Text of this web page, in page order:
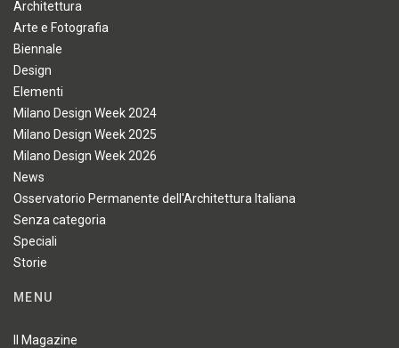
Architettura
Arte e Fotografia
Biennale
Design
Elementi
Milano Design Week 2024
Milano Design Week 2025
Milano Design Week 2026
News
Osservatorio Permanente dell'Architettura Italiana
Senza categoria
Speciali
Storie
MENU
Il Magazine